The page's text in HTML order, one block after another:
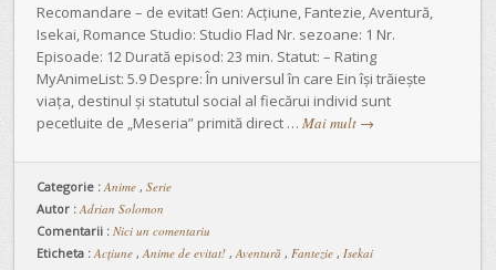
Recomandare – de evitat! Gen: Acțiune, Fantezie, Aventură,
Isekai, Romance Studio: Studio Flad Nr. sezoane: 1 Nr.
Episoade: 12 Durată episod: 23 min. Statut: – Rating
MyAnimeList: 5.9 Despre: În universul în care Ein își trăiește
viața, destinul și statutul social al fiecărui individ sunt
pecetluite de „Meseria” primită direct … Mai mult →
Categorie : Anime , Serie
Autor : Adrian Solomon
Comentarii : Nici un comentariu
Eticheta : Acțiune , Anime de evitat! , Aventură , Fantezie , Isekai